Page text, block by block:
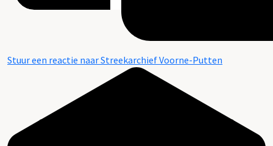
Stuur een reactie naar Streekarchief Voorne-Putten